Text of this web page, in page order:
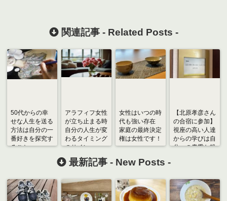
関連記事 - Related Posts -
50代からの幸
せな人生を送る
方法は自分の一
番好きを探究す
ること
アラフィフ女性
が立ち止まる時
自分の人生が変
わるタイミング
のサイン
女性はいつの時
代も強い存在
家庭の最終決定
権は女性です！
【北原孝彦さん
の合宿に参加】
視座の高い人達
からの学びは自
分への貴重な投
最新記事 - New Posts -